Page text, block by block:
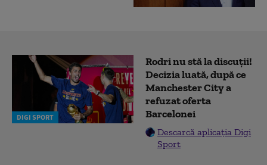
DIGI SPORT
Rodri nu stă la discuții!
Decizia luată, după ce
Manchester City a
refuzat oferta
Barcelonei
Descarcă aplicația Digi
Sport